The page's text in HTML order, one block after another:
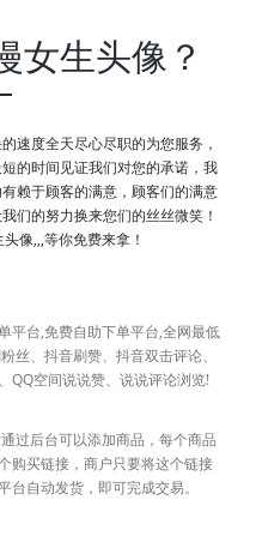
女生头像？
速度全天尽心尽职的为您服务，
的时间见证我们对您的承诺，我
赖于顾客的满意，顾客们的满意
们的努力换来您们的丝丝微笑！
像,,,等你免费来拿！
平台,免费自助下单平台,全网最低
丝、抖音刷赞、抖音双击评论、
QQ空间说说赞、说说评论浏览!
过后台可以添加商品，每个商品
购买链接，商户只要将这个链接
台自动发货，即可完成交易。